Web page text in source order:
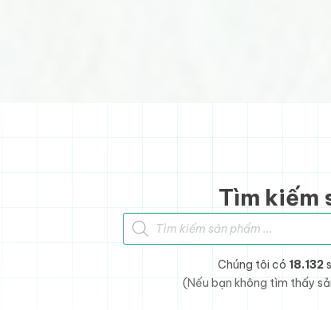
Tìm kiếm
Tìm kiếm sản phẩm
Chúng tôi có 18.132
(Nếu bạn không tìm thấy